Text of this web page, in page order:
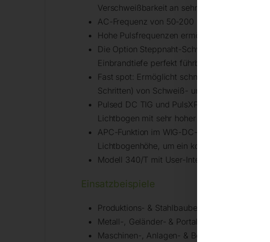
Verschweißbarkeit an sehr dünnen
AC-Frequenz von 50-200 Hertz einstellbar
Hohe Pulsfrequenzen ermöglichen es einen
Die Option Steppnaht-Schweißen
Einbrandtiefe perfekt führbar sein müssen
Fast spot: Ermöglicht schnelles
Schritten) von Schweiß- und Intervallzeit
Pulsed DC TIG und PulsXP Modus: Mit
Lichtbogen mit sehr hoher
APC-Funktion im WIG-DC-Modus: Diese
Lichtbogenhöhe, um ein konstantes
Modell 340/T mit User-Interface: LAN-
Einsatzbeispiele
Produktions- & Stahlbaubetriebe
Metall-, Geländer- & Portalbau
Maschinen-, Anlagen- & Behälterbau